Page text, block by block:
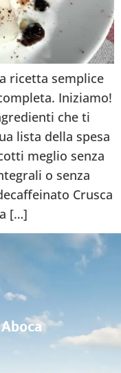
ricetta semplice
Iniziamo!
che ti
lista della spesa
meglio senza
o senza
Crusca
[…]